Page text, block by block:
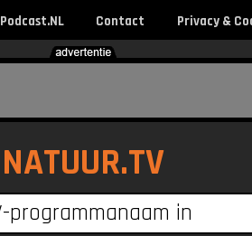
Podcast.NL Contact Privacy &
NATUUR.TV